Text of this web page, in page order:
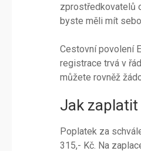
zprostředkovatelů
byste měli mít
Cestovní povolení
registrace trvá v
můžete rovněž
Jak zaplatit
Poplatek za
315,- Kč. Na